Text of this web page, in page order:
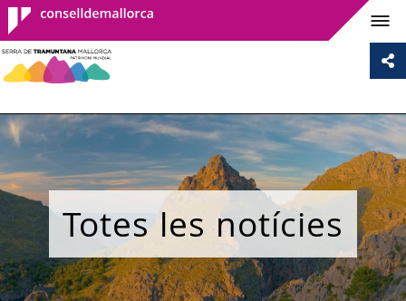
Consell de
Mallorca
Totes les notícies